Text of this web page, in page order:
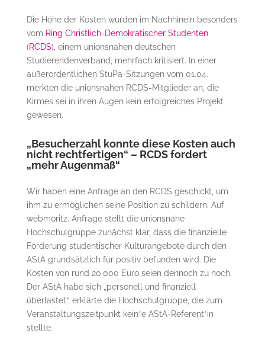
Die Höhe der Kosten wurden im Nachhinein besonders
vom Ring Christlich-Demokratischer Studenten
(RCDS), einem unionsnahen deutschen
Studierendenverband, mehrfach kritisiert. In einer
außerordentlichen StuPa-Sitzungen vom 01.04.
merkten die unionsnahen RCDS-Mitglieder an, die
Kirmes sei in ihren Augen kein erfolgreiches Projekt
gewesen.
„Besucherzahl konnte diese Kosten auch
nicht rechtfertigen“ – RCDS fordert
„mehr Augenmaß“
Wir haben eine Anfrage an den RCDS geschickt, um
ihm zu ermöglichen seine Position zu schildern. Auf
webmoritz. Anfrage stellt die unionsnahe
Hochschulgruppe zunächst klar, dass die finanzielle
Förderung studentischer Kulturangebote durch den
AStA grundsätzlich für positiv befunden wird. Die
Kosten von rund 20.000 Euro seien dennoch zu hoch.
Der AStA habe sich „personell und finanziell
überlastet“, erklärte die Hochschulgruppe, die zum
Veranstaltungszeitpunkt kein*e AStA-Referent*in
stellte.